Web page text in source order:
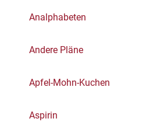
Analphabeten
Andere Pläne
Apfel-Mohn-Kuchen
Aspirin